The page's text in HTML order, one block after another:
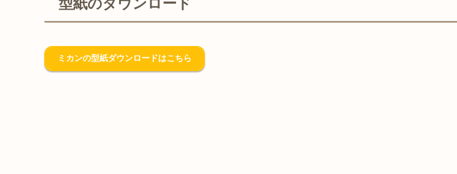
型紙のダウンロード
ミカンの型紙ダウンロードはこちら